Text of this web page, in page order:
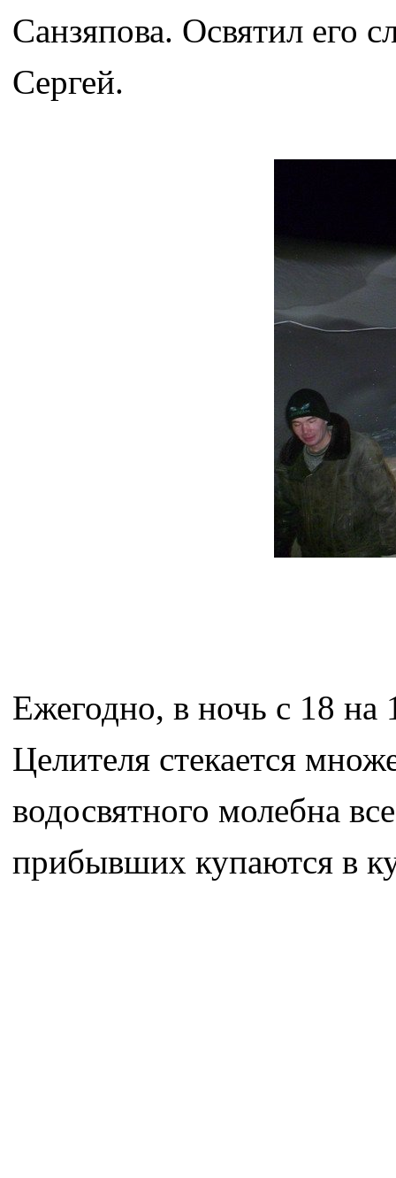
Санзяпова. Освятил его
Сергей.
Ежегодно, в ночь с 18 на
Целителя стекается
водосвятного молебна
прибывших купаются в